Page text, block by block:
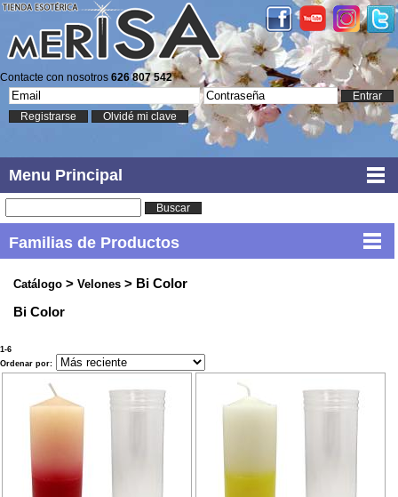
Contacte con nosotros 626 807 542
Entrar
Registrarse
Olvidé mi clave
Menu Principal
Buscar
Familias de Productos
Catálogo > Velones > Bi Color
Bi Color
1-6
Ordenar por: